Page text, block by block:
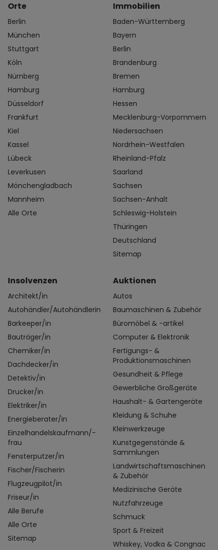
Orte
Berlin
München
Stuttgart
Köln
Nürnberg
Hamburg
Düsseldorf
Frankfurt
Kiel
Kassel
Lübeck
Leverkusen
Mönchengladbach
Mannheim
Alle Orte
Immobilien
Baden-Württemberg
Bayern
Berlin
Brandenburg
Bremen
Hamburg
Hessen
Mecklenburg-Vorpommern
Niedersachsen
Nordrhein-Westfalen
Rheinland-Pfalz
Saarland
Sachsen
Sachsen-Anhalt
Schleswig-Holstein
Thüringen
Deutschland
Sitemap
Insolvenzen
Architekt/in
Autohändler/Autohändlerin
Barkeeper/in
Bauträger/in
Chemiker/in
Dachdecker/in
Detektiv/in
Drucker/in
Elektriker/in
Energieberater/in
Einzelhandelskaufmann/-
frau
Fensterputzer/in
Fischer/Fischerin
Flugzeugpilot/in
Friseur/in
Alle Berufe
Alle Orte
Sitemap
Auktionen
Autos
Baumaschinen & Zubehör
Büromöbel & -artikel
Computer & Elektronik
Fertigungs- &
Produktionsmaschinen
Gesundheit & Pflege
Gewerbliche Großgeräte
Haushalt- & Gartengeräte
Kleidung & Schuhe
Kleinwerkzeuge
Kunstgegenstände &
Sammlungen
Landwirtschaftsmaschinen
& Zubehör
Medizinische Geräte
Nutzfahrzeuge
Schmuck
Sport & Freizeit
Whiskey, Vodka & Congnac